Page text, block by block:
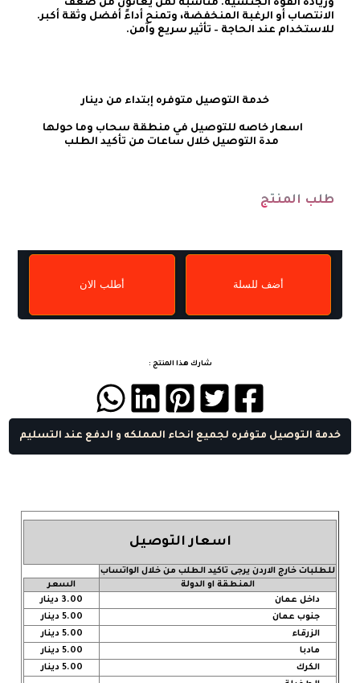
للاستخدام عند الحاجة – تأثير سريع وآمن.
طلب المنتج
أضف للسلة أطلب الان
شارك هذا المنتج :
خدمة التوصيل متوفره لجميع انحاء المملكه و الدفع عند التسليم
اسعار التوصيل
للطلبات خارج الاردن يرجى تاكيد الطلب من خلال الواتساب
المنطقة او الدولة
السعر
داخل عمان
3.00 دينار
جنوب عمان
5.00 دينار
الزرقاء
5.00 دينار
مادبا
5.00 دينار
الكرك
5.00 دينار